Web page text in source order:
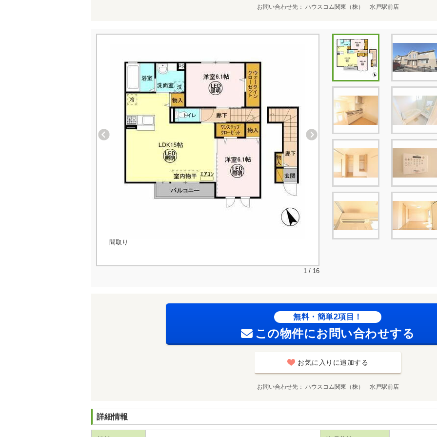
お問い合わせ先 ハウスコム関東（株） 水戸駅前店
間取り
1 / 16
無料・簡単2項目！
この物件にお問い合わせする
お気に入りに追加する
お問い合わせ先 ハウスコム関東（株） 水戸駅前店
詳細情報